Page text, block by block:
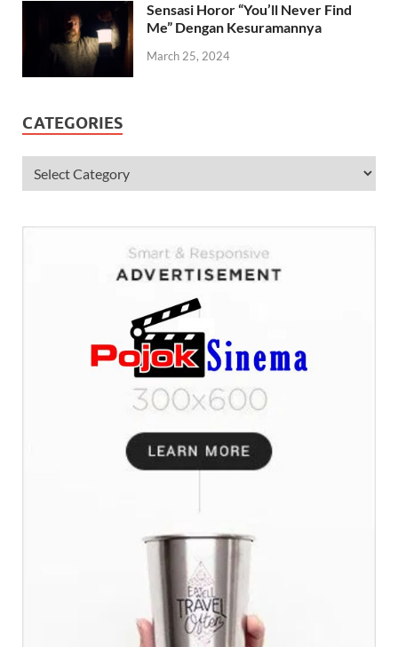
Sensasi Horor “You’ll Never Find
Me” Dengan Kesuramannya
March 25, 2024
CATEGORIES